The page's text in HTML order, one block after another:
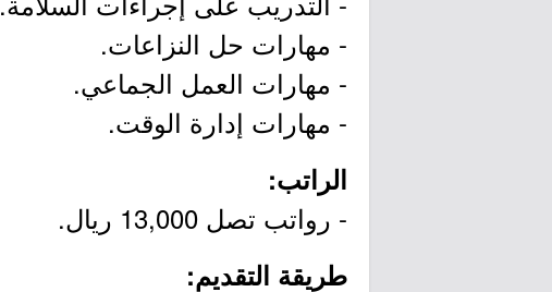
- مهارات حل النزاعات.
- مهارات العمل الجماعي.
- مهارات إدارة الوقت.
الراتب:
- رواتب تصل 13,000 ريال.
طريقة التقديم: